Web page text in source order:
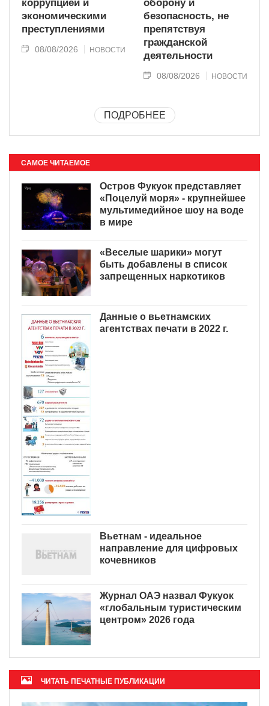
коррупцией и
экономическими
преступлениями
08/08/2026 НОВОСТИ
оборону и
безопасность, не
препятствуя
гражданской
деятельности
08/08/2026 НОВОСТИ
ПОДРОБНЕЕ
САМОЕ ЧИТАЕМОЕ
Остров Фукуок представляет
«Поцелуй моря» - крупнейшее
мультимедийное шоу на воде
в мире
«Веселые шарики» могут
быть добавлены в список
запрещенных наркотиков
Данные о вьетнамских
агентствах печати в 2022 г.
Вьетнам - идеальное
направление для цифровых
кочевников
Журнал ОАЭ назвал Фукуок
«глобальным туристическим
центром» 2026 года
ЧИТАТЬ ПЕЧАТНЫЕ ПУБЛИКАЦИИ